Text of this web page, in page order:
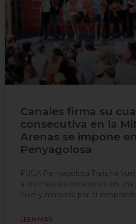
Canales firma su
consecutiva en la
Arenas se impone
Penyagolosa
FUGA Penyagolosa Trails ha
a los mejores corredores en
nivel y marcada por el
LEER MÁS